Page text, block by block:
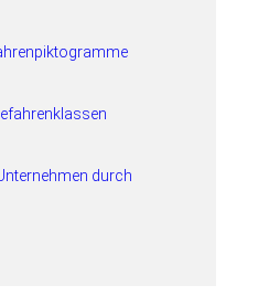
durch